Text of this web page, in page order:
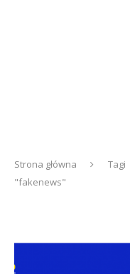
Strona główna Tagi
"fakenews"